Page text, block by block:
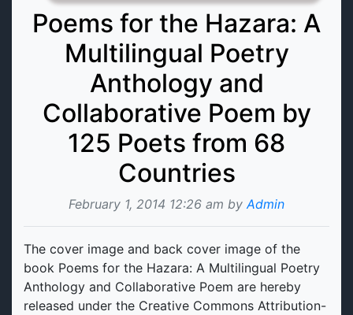
Poems for the Hazara: A
Multilingual Poetry
Anthology and
Collaborative Poem by
125 Poets from 68
Countries
February 1, 2014 12:26 am by Admin
The cover image and back cover image of the
book Poems for the Hazara: A Multilingual Poetry
Anthology and Collaborative Poem are hereby
released under the Creative Commons Attribution-